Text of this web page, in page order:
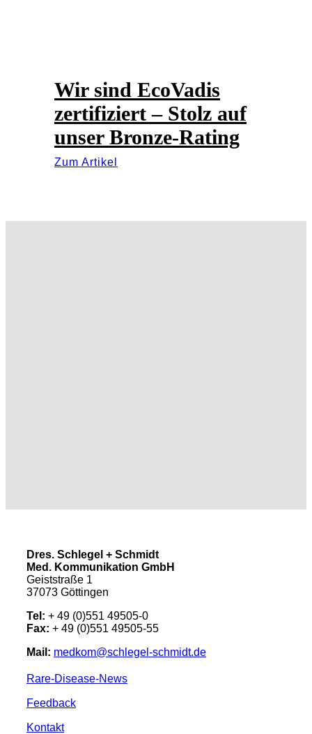
Wir sind EcoVadis
zertifiziert – Stolz auf
unser Bronze-Rating
Zum Artikel
Dres. Schlegel + Schmidt
Med. Kommunikation GmbH
Geiststraße 1
37073 Göttingen
Tel: + 49 (0)551 49505-0
Fax: + 49 (0)551 49505-55
Mail: medkom@schlegel-schmidt.de
Rare-Disease-News
Feedback
Kontakt